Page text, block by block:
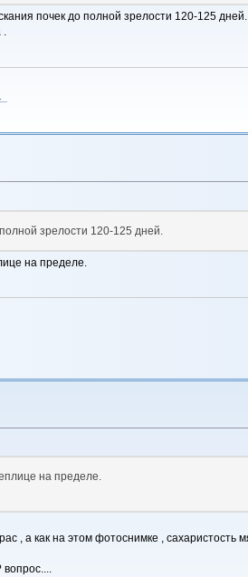
почек до полной зрелости 120-125 дней.
зрелости 120-125 дней.
на пределе.
на пределе.
, а как на этом фотоснимке , сахаристость